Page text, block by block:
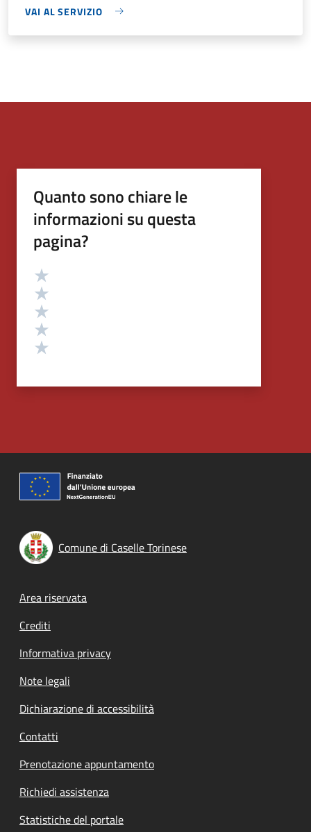
VAI AL SERVIZIO
Quanto sono chiare le
informazioni su questa
pagina?
Valutazione
Comune di Caselle Torinese
Footer menu
Area riservata
Crediti
Informativa privacy
Note legali
Dichiarazione di accessibilità
Contatti
Prenotazione appuntamento
Richiedi assistenza
Statistiche del portale